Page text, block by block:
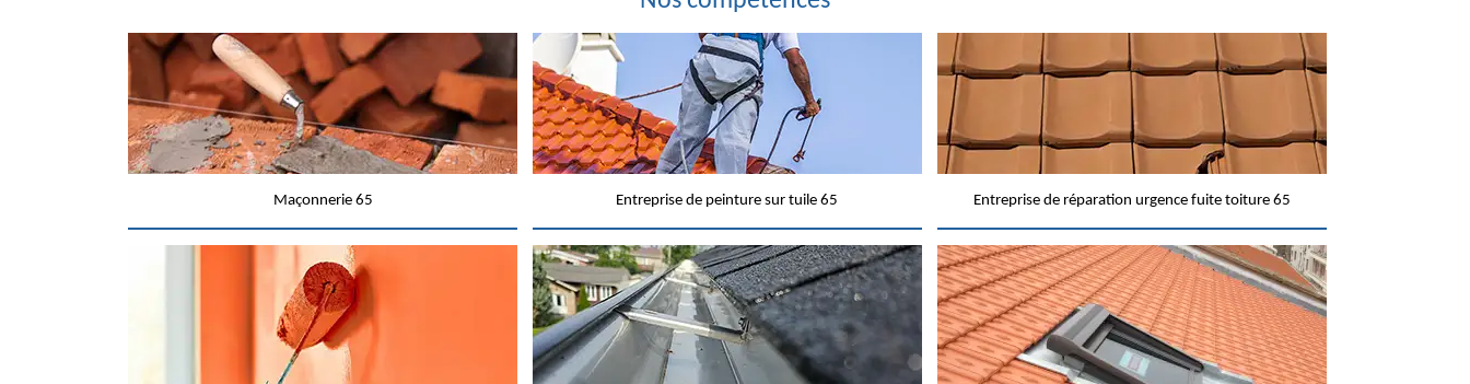
Maçonnerie 65 Entreprise de peinture sur tuile 65 Entreprise de réparation urgence fuite toiture 65